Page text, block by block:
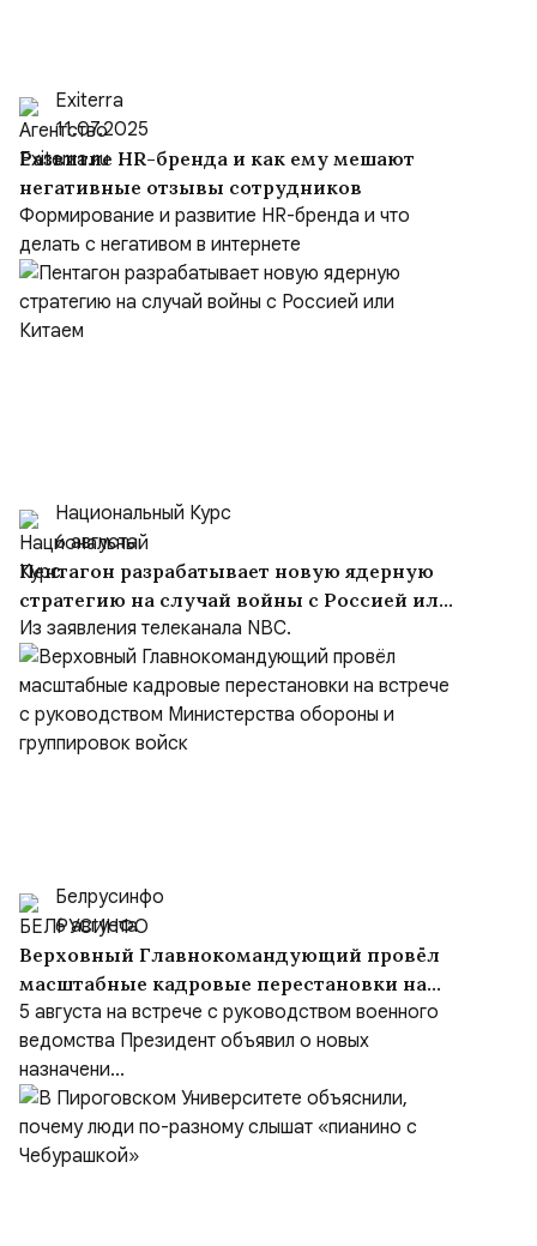
Exiterra
11.07.2025
Развитие HR-бренда и как ему мешают
негативные отзывы сотрудников
Формирование и развитие HR-бренда и что
делать с негативом в интернете
Национальный Курс
6 августа
Пентагон разрабатывает новую ядерную
стратегию на случай войны с Россией или
Китаем
Из заявления телеканала NBC.
Белрусинфо
6 августа
Верховный Главнокомандующий провёл
масштабные кадровые перестановки на
встрече с руководством Министерства
обороны и группировок войск
5 августа на встрече с руководством военного
ведомства Президент объявил о новых
назначени...